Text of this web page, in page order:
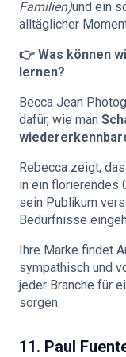
Familien)und ein
alltäglicher
👉 Was können
lernen?
Becca Jean
dafür, wie man
Rebecca zeigt,
in ein florierendes
sein Publikum
Bedürfnisse
Ihre Marke findet
sympathisch und
jeder Branche für
sorgen.
11. Paul